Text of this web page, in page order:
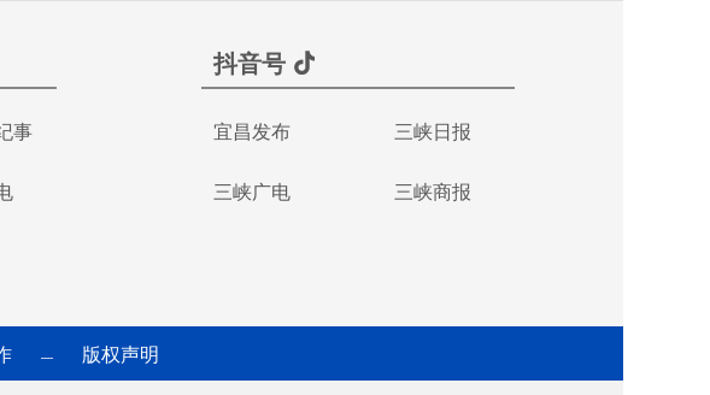
事
抖音号
宜昌发布 三峡日报
三峡广电 三峡商报
— 版权声明